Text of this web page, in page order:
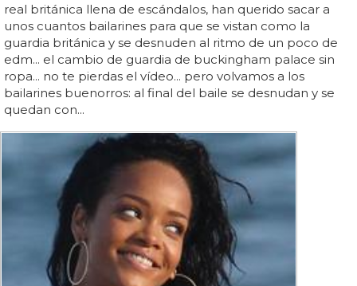
real británica llena de escándalos, han querido sacar a
unos cuantos bailarines para que se vistan como la
guardia británica y se desnuden al ritmo de un poco de
edm... el cambio de guardia de buckingham palace sin
ropa... no te pierdas el vídeo... pero volvamos a los
bailarines buenorros: al final del baile se desnudan y se
quedan con...